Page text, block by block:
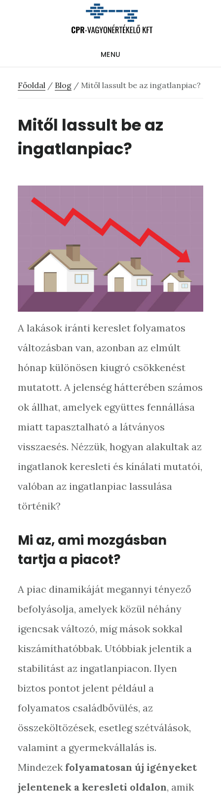
content
oldalsávhoz
MENU
Főoldal / Blog /Mitől lassult be az ingatlanpiac?
Mitől lassult be az
ingatlanpiac?
A lakások iránti kereslet folyamatos
változásban van, azonban az elmúlt
hónap különösen kiugró csökkenést
mutatott. A jelenség hátterében számos
ok állhat, amelyek együttes fennállása
miatt tapasztalható a látványos
visszaesés. Nézzük, hogyan alakultak az
ingatlanok keresleti és kínálati mutatói,
valóban az ingatlanpiac lassulása
történik?
Mi az, ami mozgásban
tartja a piacot?
A piac dinamikáját megannyi tényező
befolyásolja, amelyek közül néhány
igencsak változó, míg mások sokkal
kiszámíthatóbbak. Utóbbiak jelentik a
stabilitást az ingatlanpiacon. Ilyen
biztos pontot jelent például a
folyamatos családbővülés, az
összeköltözések, esetleg szétválások,
valamint a gyermekvállalás is.
Mindezek folyamatosan új igényeket
jelentenek a keresleti oldalon, amik